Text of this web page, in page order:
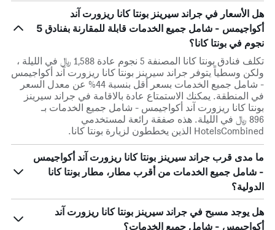
هل الأسعار في جراند سيرينز بونتا كانا ريزورت آند
أكواجيمس - شامل جميع الخدمات قابلة للمقارنة بفنادق 5
نجوم في بونتا كانا؟
تكلف فنادق بونتا كانا المصنفة 5 نجوم عادة 1,588 ﷼ في الليلة ،
ولكن وسطياً يتوفر جراند سيرينز بونتا كانا ريزورت آند أكواجيمس
- شامل جميع الخدمات بسعر أقل بنسبة 44% عن معدل السعر
في المنطقة. يمكنك الاستمتاع عادة بالاقامة في جراند سيرينز
بونتا كانا ريزورت آند أكواجيمس - شامل جميع الخدمات بـ
896 ﷼ في الليلة. هذه صفقة رائعة لمستخدمي
HotelsCombined الذين يخططون لزيارة بونتا كانا.
ما مدى قرب جراند سيرينز بونتا كانا ريزورت آند أكواجيمس
- شامل جميع الخدمات من أقرب مطار، مطار بونتا كانا
الدولية؟
هل يوجد مسبح في جراند سيرينز بونتا كانا ريزورت آند
أكواجيمس - شامل جميع الخدمات؟